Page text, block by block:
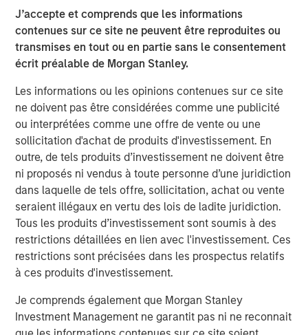
J’accepte et comprends que les informations
contenues sur ce site ne peuvent être reproduites ou
transmises en tout ou en partie sans le consentement
écrit préalable de Morgan Stanley.
Les informations ou les opinions contenues sur ce site
ne doivent pas être considérées comme une publicité
ou interprétées comme une offre de vente ou une
sollicitation d'achat de produits d'investissement. En
outre, de tels produits d’investissement ne doivent être
ni proposés ni vendus à toute personne d’une juridiction
dans laquelle de tels offre, sollicitation, achat ou vente
seraient illégaux en vertu des lois de ladite juridiction.
Tous les produits d’investissement sont soumis à des
restrictions détaillées en lien avec l'investissement. Ces
restrictions sont précisées dans les prospectus relatifs
à ces produits d'investissement.
Je comprends également que Morgan Stanley
Investment Management ne garantit pas ni ne reconnait
Pace Capital on this next phase of growth,” said Randy
Bridges, CEO of Captek. “Our focus on operational
excellence, innovation, and new acquisition potential
makes this a very exciting time for Captek, and our team
is ready for this next chapter.”
“Captek is a highly differentiated and strategically
important asset. Since starting this investment in 2015,
we have been able to drive considerable value for our
investors with the strong leadership and great execution
of our team members. The performance has been
impressive to-date, but we believe we have a strong
financial and strategic outlook ahead, and that is why we
have chosen to create a new vehicle to participate in the
next stage of growth at Captek,” explained Corby Reese,
Managing Director at Swander Pace Capital.
and the talented management team at Captek to help
support the continued growth of this unique